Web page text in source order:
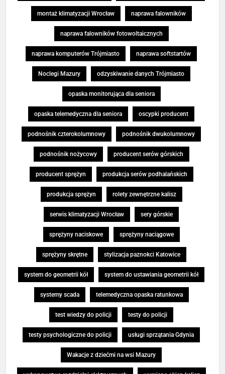
montaż klimatyzacji Wrocław naprawa falowników
naprawa falowników fotowoltaicznych
naprawa komputerów Trójmiasto naprawa softstartów
Noclegi Mazury odzyskiwanie danych Trójmiasto
opaska monitorująca dla seniora
opaska telemedyczna dla seniora oscypki producent
podnośnik czterokolumnowy podnośnik dwukolumnowy
podnośnik nożycowy producent serów górskich
producent sprężyn produkcja serów podhalańskich
produkcja sprężyn rolety zewnętrzne kalisz
serwis klimatyzacji Wrocław sery górskie
sprężyny naciskowe sprężyny naciągowe
sprężyny skrętne stylizacja paznokci Katowice
system do geometrii kół system do ustawiania geometrii kół
systemy scada telemedyczna opaska ratunkowa
test wiedzy do policji testy do policji
testy psychologiczne do policji usługi sprzątania Gdynia
Wakacje z dziećmi na wsi Mazury